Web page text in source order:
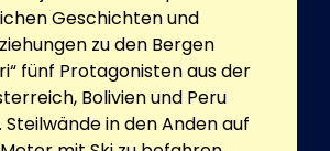
Geschichten und
zu den Bergen
fünf Protagonisten aus der
Bolivien und Peru
Steilwände in den Anden auf